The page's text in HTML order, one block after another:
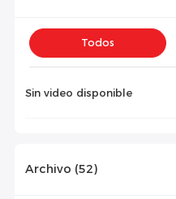
Todos
Sin video disponible
Archivo (52)